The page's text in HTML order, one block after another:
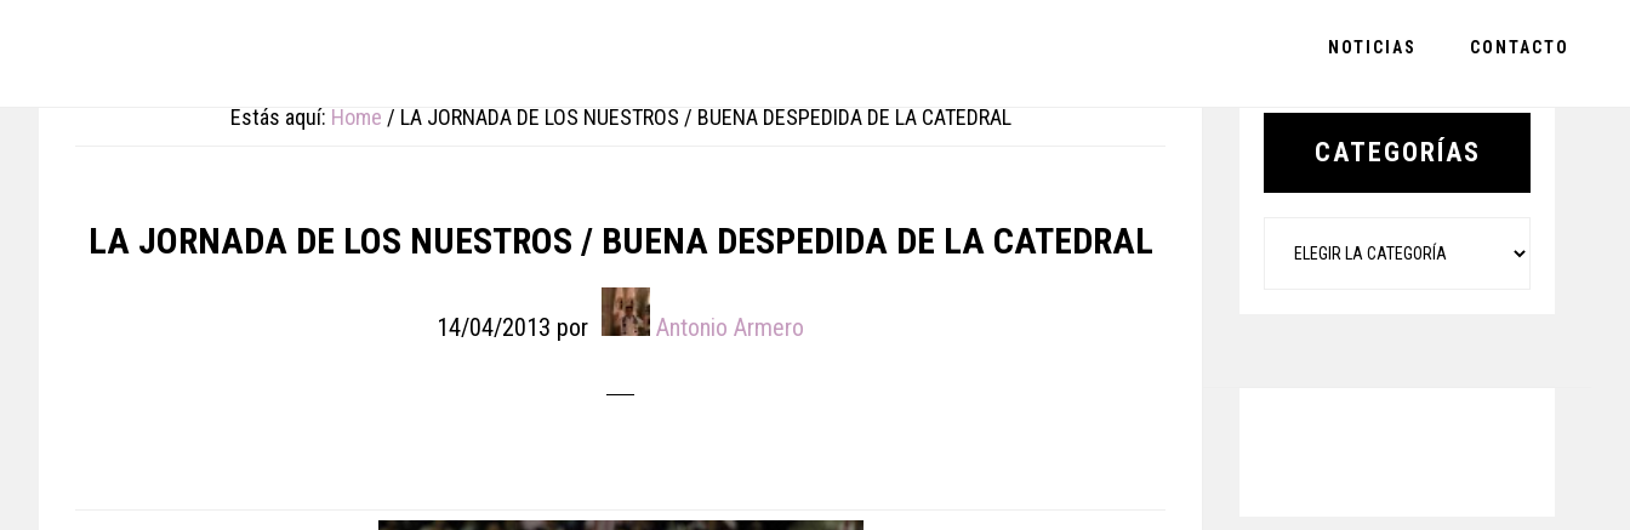
NOTICIAS CONTACTO
Estás aquí: Home / LA JORNADA DE LOS NUESTROS / BUENA DESPEDIDA DE LA CATEDRAL
LA JORNADA DE LOS NUESTROS / BUENA DESPEDIDA DE LA CATEDRAL
14/04/2013 por Antonio Armero
Primary
CATEGORÍAS